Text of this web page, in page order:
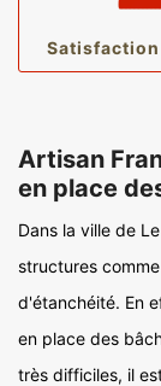
Artisan
en place
Dans la ville de
structures
d'étanchéité. En
en place des
très difficiles, il